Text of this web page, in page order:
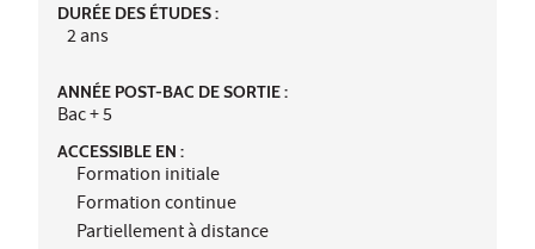
DURÉE DES ÉTUDES :
2 ans
ANNÉE POST-BAC DE SORTIE :
Bac + 5
ACCESSIBLE EN :
Formation initiale
Formation continue
Partiellement à distance